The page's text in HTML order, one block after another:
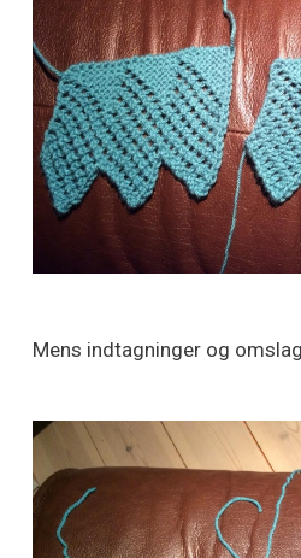
Mens indtagninger og